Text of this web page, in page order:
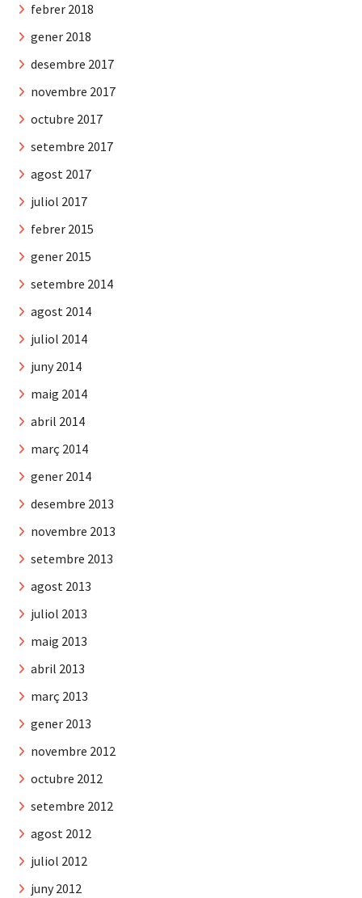
febrer 2018
gener 2018
desembre 2017
novembre 2017
octubre 2017
setembre 2017
agost 2017
juliol 2017
febrer 2015
gener 2015
setembre 2014
agost 2014
juliol 2014
juny 2014
maig 2014
abril 2014
març 2014
gener 2014
desembre 2013
novembre 2013
setembre 2013
agost 2013
juliol 2013
maig 2013
abril 2013
març 2013
gener 2013
novembre 2012
octubre 2012
setembre 2012
agost 2012
juliol 2012
juny 2012